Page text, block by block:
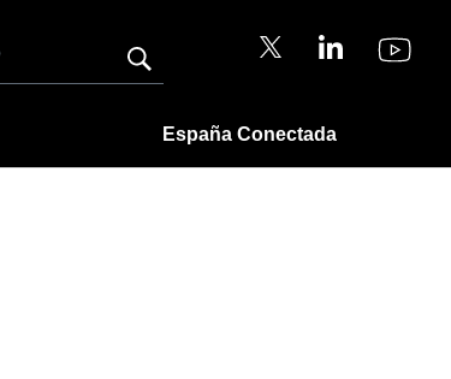
España Conectada